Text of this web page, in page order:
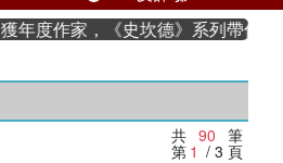
，《史坎德》系列帶你踏上熱血奇
共 90 筆
第 1 / 3 頁